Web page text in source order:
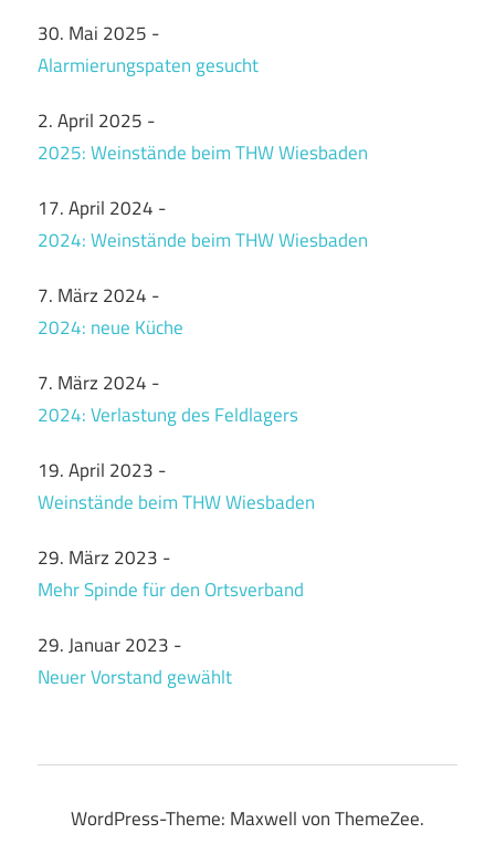
30. Mai 2025 -
Alarmierungspaten gesucht
2. April 2025 -
2025: Weinstände beim THW Wiesbaden
17. April 2024 -
2024: Weinstände beim THW Wiesbaden
7. März 2024 -
2024: neue Küche
7. März 2024 -
2024: Verlastung des Feldlagers
19. April 2023 -
Weinstände beim THW Wiesbaden
29. März 2023 -
Mehr Spinde für den Ortsverband
29. Januar 2023 -
Neuer Vorstand gewählt
WordPress-Theme: Maxwell von ThemeZee.